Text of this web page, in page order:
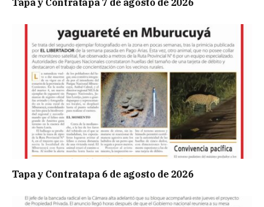
Tapa y Contratapa 6 de agosto de 2026